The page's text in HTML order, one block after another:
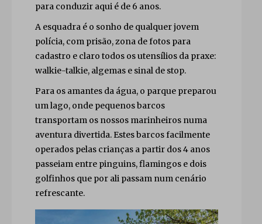
para conduzir aqui é de 6 anos.
A esquadra é o sonho de qualquer jovem
polícia, com prisão, zona de fotos para
cadastro e claro todos os utensílios da praxe:
walkie-talkie, algemas e sinal de stop.
Para os amantes da água, o parque preparou
um lago, onde pequenos barcos
transportam os nossos marinheiros numa
aventura divertida. Estes barcos facilmente
operados pelas crianças a partir dos 4 anos
passeiam entre pinguins, flamingos e dois
golfinhos que por ali passam num cenário
refrescante.